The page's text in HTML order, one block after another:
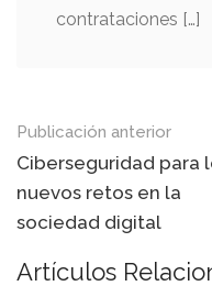
contrataciones […]
Mensaje
de
navegación
Publicación anterior
Ciberseguridad para
nuevos retos en la
sociedad digital
Artículos